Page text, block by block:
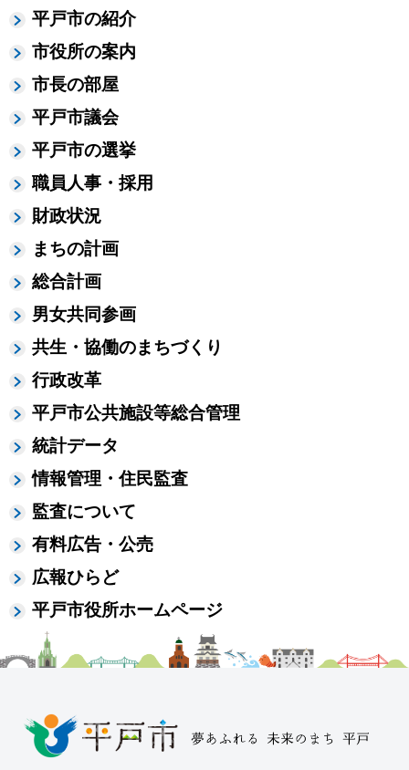
平戸市の紹介
市役所の案内
市長の部屋
平戸市議会
平戸市の選挙
職員人事・採用
財政状況
まちの計画
総合計画
男女共同参画
共生・協働のまちづくり
行政改革
平戸市公共施設等総合管理
統計データ
情報管理・住民監査
監査について
有料広告・公売
広報ひらど
平戸市役所ホームページ